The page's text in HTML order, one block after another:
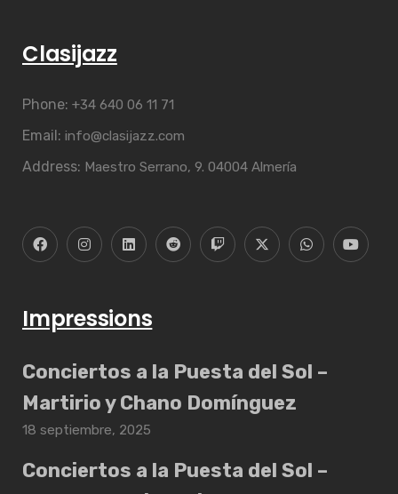
Clasijazz
Phone: +34 640 06 11 71
Email: info@clasijazz.com
Address: Maestro Serrano, 9. 04004 Almería
Impressions
Conciertos a la Puesta del Sol –
Martirio y Chano Domínguez
18 septiembre, 2025
Conciertos a la Puesta del Sol –